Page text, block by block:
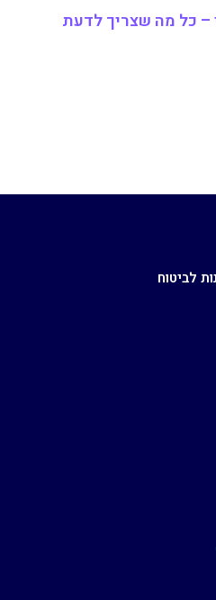
– כל מה שצריך לדעת
מה שצריך לדעת
לביטוח